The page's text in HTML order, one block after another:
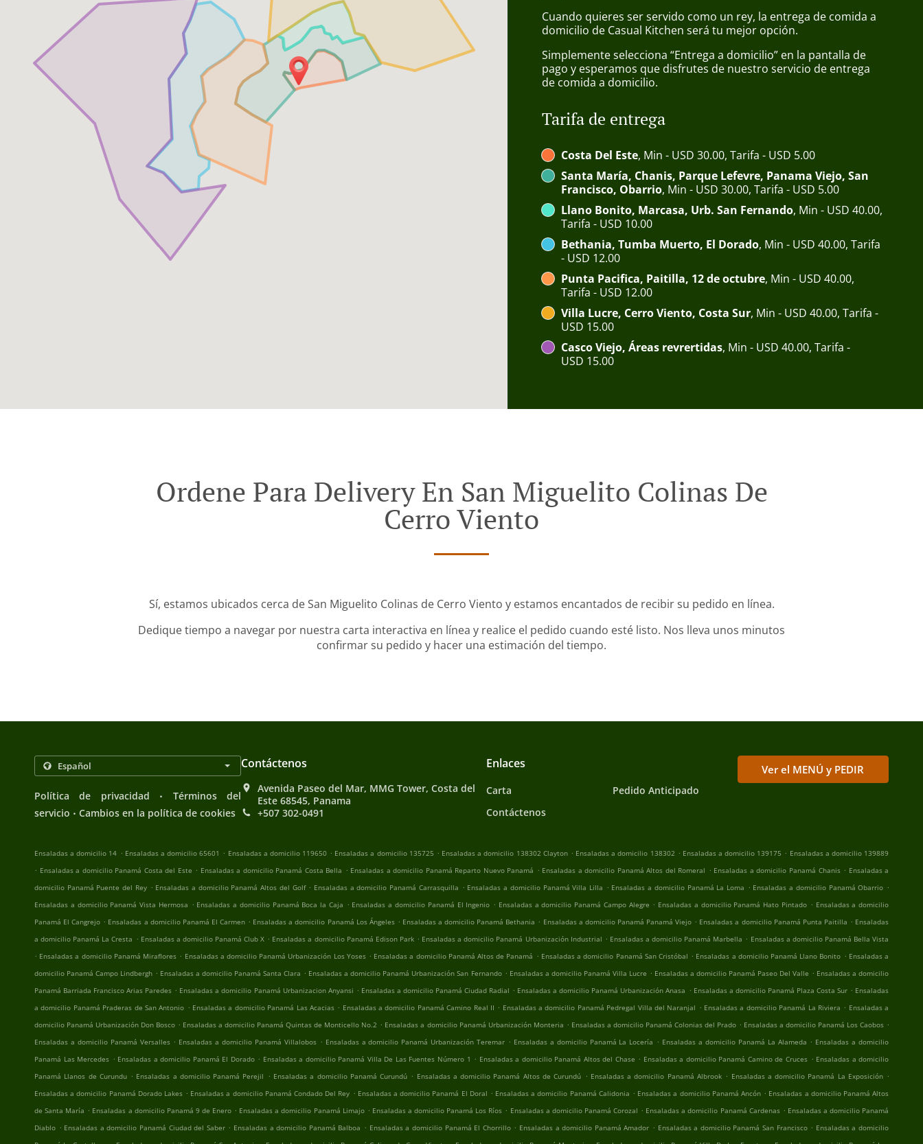
Cuando quieres ser servido como un rey, la entrega de comida a
domicilio de Casual Kitchen será tu mejor opción.
Simplemente selecciona “Entrega a domicilio” en la pantalla de
pago y esperamos que disfrutes de nuestro servicio de entrega
de comida a domicilio.
Tarifa de entrega
Costa Del Este, Min - USD 30.00, Tarifa - USD 5.00
Santa María, Chanis, Parque Lefevre, Panama Viejo, San
Francisco, Obarrio, Min - USD 30.00, Tarifa - USD 5.00
Llano Bonito, Marcasa, Urb. San Fernando, Min - USD 40.00,
Tarifa - USD 10.00
Bethania, Tumba Muerto, El Dorado, Min - USD 40.00, Tarifa
- USD 12.00
Punta Pacifica, Paitilla, 12 de octubre, Min - USD 40.00,
Tarifa - USD 12.00
Villa Lucre, Cerro Viento, Costa Sur, Min - USD 40.00, Tarifa -
USD 15.00
Casco Viejo, Áreas revrertidas, Min - USD 40.00, Tarifa -
USD 15.00
Ordene Para Delivery En San Miguelito Colinas De
Cerro Viento
Sí, estamos ubicados cerca de San Miguelito Colinas de Cerro Viento y estamos encantados de recibir su pedido en línea.
Dedique tiempo a navegar por nuestra carta interactiva en línea y realice el pedido cuando esté listo. Nos lleva unos minutos
confirmar su pedido y hacer una estimación del tiempo.
Política de privacidad .
Términos del
servicio . Cambios en la política de cookies
Contáctenos
Avenida Paseo del Mar, MMG Tower, Costa del
Este 68545, Panama
+507 302-0491
Enlaces
Carta
Pedido Anticipado
Contáctenos
Ver el MENÚ y PEDIR
Ensaladas a domicilio 14 . Ensaladas a domicilio 65601 . Ensaladas a domicilio 119650 . Ensaladas a domicilio 135725 . Ensaladas a domicilio 138302 Clayton . Ensaladas a domicilio 138302 . Ensaladas a domicilio 139175 . Ensaladas a domicilio 139889
. Ensaladas a domicilio Panamá Costa del Este . Ensaladas a domicilio Panamá Costa Bella . Ensaladas a domicilio Panamá Reparto Nuevo Panamá . Ensaladas a domicilio Panamá Altos del Romeral . Ensaladas a domicilio Panamá Chanis . Ensaladas a
domicilio Panamá Puente del Rey . Ensaladas a domicilio Panamá Altos del Golf . Ensaladas a domicilio Panamá Carrasquilla . Ensaladas a domicilio Panamá Villa Lilla . Ensaladas a domicilio Panamá La Loma . Ensaladas a domicilio Panamá Obarrio .
Ensaladas a domicilio Panamá Vista Hermosa . Ensaladas a domicilio Panamá Boca la Caja . Ensaladas a domicilio Panamá El Ingenio . Ensaladas a domicilio Panamá Campo Alegre . Ensaladas a domicilio Panamá Hato Pintado . Ensaladas a domicilio
Panamá El Cangrejo . Ensaladas a domicilio Panamá El Carmen . Ensaladas a domicilio Panamá Los Ángeles . Ensaladas a domicilio Panamá Bethania . Ensaladas a domicilio Panamá Panamá Viejo . Ensaladas a domicilio Panamá Punta Paitilla . Ensaladas
a domicilio Panamá La Cresta . Ensaladas a domicilio Panamá Club X . Ensaladas a domicilio Panamá Edison Park . Ensaladas a domicilio Panamá Urbanización Industrial . Ensaladas a domicilio Panamá Marbella . Ensaladas a domicilio Panamá Bella Vista
. Ensaladas a domicilio Panamá Miraflores . Ensaladas a domicilio Panamá Urbanización Los Yoses . Ensaladas a domicilio Panamá Altos de Panamá . Ensaladas a domicilio Panamá San Cristóbal . Ensaladas a domicilio Panamá Llano Bonito . Ensaladas a
domicilio Panamá Campo Lindbergh . Ensaladas a domicilio Panamá Santa Clara . Ensaladas a domicilio Panamá Urbanización San Fernando . Ensaladas a domicilio Panamá Villa Lucre . Ensaladas a domicilio Panamá Paseo Del Valle . Ensaladas a domicilio
Panamá Barriada Francisco Arias Paredes . Ensaladas a domicilio Panamá Urbanizacion Anyansi . Ensaladas a domicilio Panamá Ciudad Radial . Ensaladas a domicilio Panamá Urbanización Anasa . Ensaladas a domicilio Panamá Plaza Costa Sur . Ensaladas
a domicilio Panamá Praderas de San Antonio . Ensaladas a domicilio Panamá Las Acacias . Ensaladas a domicilio Panamá Camino Real II . Ensaladas a domicilio Panamá Pedregal Villa del Naranjal . Ensaladas a domicilio Panamá La Riviera . Ensaladas a
domicilio Panamá Urbanización Don Bosco . Ensaladas a domicilio Panamá Quintas de Monticello No.2 . Ensaladas a domicilio Panamá Urbanización Monteria . Ensaladas a domicilio Panamá Colonias del Prado . Ensaladas a domicilio Panamá Los Caobos .
Ensaladas a domicilio Panamá Versalles . Ensaladas a domicilio Panamá Villalobos . Ensaladas a domicilio Panamá Urbanización Teremar . Ensaladas a domicilio Panamá La Locería . Ensaladas a domicilio Panamá La Alameda . Ensaladas a domicilio
Panamá Las Mercedes . Ensaladas a domicilio Panamá El Dorado . Ensaladas a domicilio Panamá Villa De Las Fuentes Número 1 . Ensaladas a domicilio Panamá Altos del Chase . Ensaladas a domicilio Panamá Camino de Cruces . Ensaladas a domicilio
Panamá Llanos de Curundu . Ensaladas a domicilio Panamá Perejil . Ensaladas a domicilio Panamá Curundú . Ensaladas a domicilio Panamá Altos de Curundú . Ensaladas a domicilio Panamá Albrook . Ensaladas a domicilio Panamá La Exposición .
Ensaladas a domicilio Panamá Dorado Lakes . Ensaladas a domicilio Panamá Condado Del Rey . Ensaladas a domicilio Panamá El Doral . Ensaladas a domicilio Panamá Calidonia . Ensaladas a domicilio Panamá Ancón . Ensaladas a domicilio Panamá Altos
de Santa María . Ensaladas a domicilio Panamá 9 de Enero . Ensaladas a domicilio Panamá Limajo . Ensaladas a domicilio Panamá Los Ríos . Ensaladas a domicilio Panamá Corozal . Ensaladas a domicilio Panamá Cardenas . Ensaladas a domicilio Panamá
Diablo . Ensaladas a domicilio Panamá Ciudad del Saber . Ensaladas a domicilio Panamá Balboa . Ensaladas a domicilio Panamá El Chorrillo . Ensaladas a domicilio Panamá Amador . Ensaladas a domicilio Panamá San Francisco . Ensaladas a domicilio